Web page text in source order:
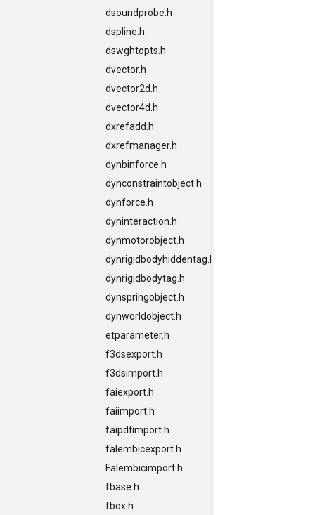
dsoundprobe.h
dspline.h
dswghtopts.h
dvector.h
dvector2d.h
dvector4d.h
dxrefadd.h
dxrefmanager.h
dynbinforce.h
dynconstraintobject.h
dynforce.h
dyninteraction.h
dynmotorobject.h
dynrigidbodyhiddentag.h
dynrigidbodytag.h
dynspringobject.h
dynworldobject.h
etparameter.h
f3dsexport.h
f3dsimport.h
faiexport.h
faiimport.h
faipdfimport.h
falembicexport.h
Falembicimport.h
fbase.h
fbox.h